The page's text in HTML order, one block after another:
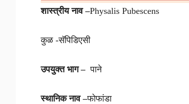
शास्त्रीय नाव –Physalis Pubescens
कुळ -सॅपिडिएसी
उपयुक्त भाग –पाने
स्थानिक नाव –फोफांडा